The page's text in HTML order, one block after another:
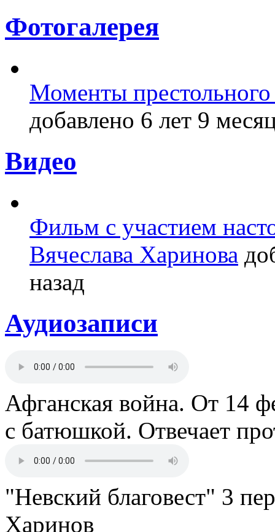
Фотогалерея
Моменты
добавлено 6 лет 9
Видео
Фильм с участием
Вячеслава Харинова
назад
Аудиозаписи
Афганская война. От 14
с батюшкой. Отвечает
"Невский благовест" 3
Харинов